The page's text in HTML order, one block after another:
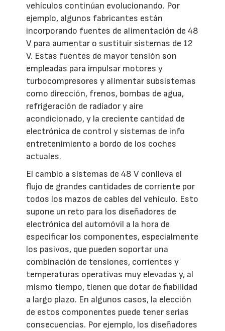
vehículos continúan evolucionando. Por
ejemplo, algunos fabricantes están
incorporando fuentes de alimentación de 48
V para aumentar o sustituir sistemas de 12
V. Estas fuentes de mayor tensión son
empleadas para impulsar motores y
turbocompresores y alimentar subsistemas
como dirección, frenos, bombas de agua,
refrigeración de radiador y aire
acondicionado, y la creciente cantidad de
electrónica de control y sistemas de info
entretenimiento a bordo de los coches
actuales.
El cambio a sistemas de 48 V conlleva el
flujo de grandes cantidades de corriente por
todos los mazos de cables del vehículo. Esto
supone un reto para los diseñadores de
electrónica del automóvil a la hora de
especificar los componentes, especialmente
los pasivos, que pueden soportar una
combinación de tensiones, corrientes y
temperaturas operativas muy elevadas y, al
mismo tiempo, tienen que dotar de fiabilidad
a largo plazo. En algunos casos, la elección
de estos componentes puede tener serias
consecuencias. Por ejemplo, los diseñadores